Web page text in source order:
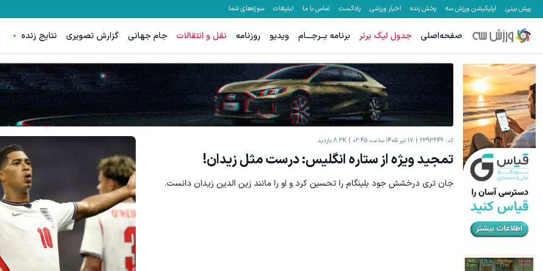
پیش بینی اپلیکیشن ورزش سه پخش زنده اخبار ورزشی پادکست تماس با ما تبلیغات سوژه‌های شما
صفحه‌اصلی جدول لیگ برتر برنامه بــرجـــام ویدیو روزنامه نقل و انتقالات جام جهانی گزارش تصویری نتایج زنده
کد: 2393649 17 تیر 1405 ساعت 02:45 8.3K بازدید
تمجید ویژه از ستاره انگلیس: درست مثل زیدان!
جان تری درخشش جود بلینگام را تحسین کرد و او را مانند زین الدین زیدان دانست.